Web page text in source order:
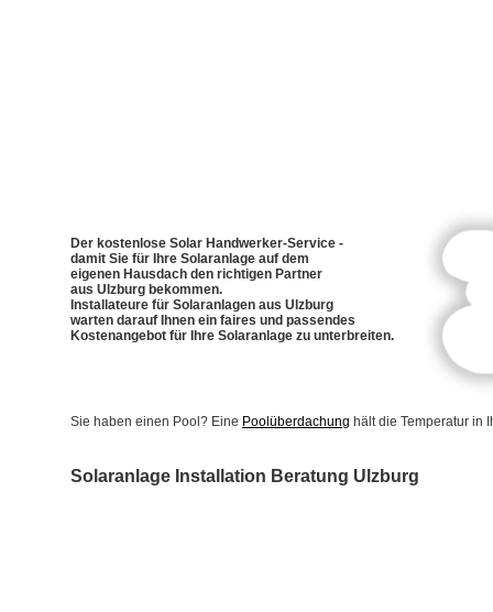
Der kostenlose Solar Handwerker-Service -
damit Sie für Ihre Solaranlage auf dem
eigenen Hausdach den richtigen Partner
aus Ulzburg bekommen.
Installateure für Solaranlagen aus Ulzburg
warten darauf Ihnen ein faires und passendes
Kostenangebot für Ihre Solaranlage zu unterbreiten.
Sie haben einen Pool? Eine Poolüberdachung hält die Temperatur in
Solaranlage Installation Beratung Ulzburg